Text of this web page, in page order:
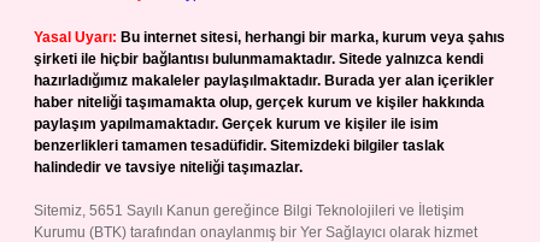
Yasal Uyarı: Bu internet sitesi, herhangi bir marka, kurum veya şahıs
şirketi ile hiçbir bağlantısı bulunmamaktadır. Sitede yalnızca kendi
hazırladığımız makaleler paylaşılmaktadır. Burada yer alan içerikler
haber niteliği taşımamakta olup, gerçek kurum ve kişiler hakkında
paylaşım yapılmamaktadır. Gerçek kurum ve kişiler ile isim
benzerlikleri tamamen tesadüfidir. Sitemizdeki bilgiler taslak
halindedir ve tavsiye niteliği taşımazlar.
Sitemiz, 5651 Sayılı Kanun gereğince Bilgi Teknolojileri ve İletişim
Kurumu (BTK) tarafından onaylanmış bir Yer Sağlayıcı olarak hizmet